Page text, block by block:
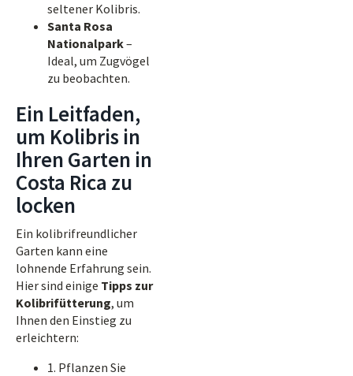
seltener Kolibris.
Santa Rosa
Nationalpark–
Ideal, um Zugvögel
zu beobachten.
Ein Leitfaden,
um Kolibris in
Ihren Garten in
Costa Rica zu
locken
Ein kolibrifreundlicher
Garten kann eine
lohnende Erfahrung sein.
Hier sind einige Tipps zur
Kolibrifütterung, um
Ihnen den Einstieg zu
erleichtern:
1. Pflanzen Sie